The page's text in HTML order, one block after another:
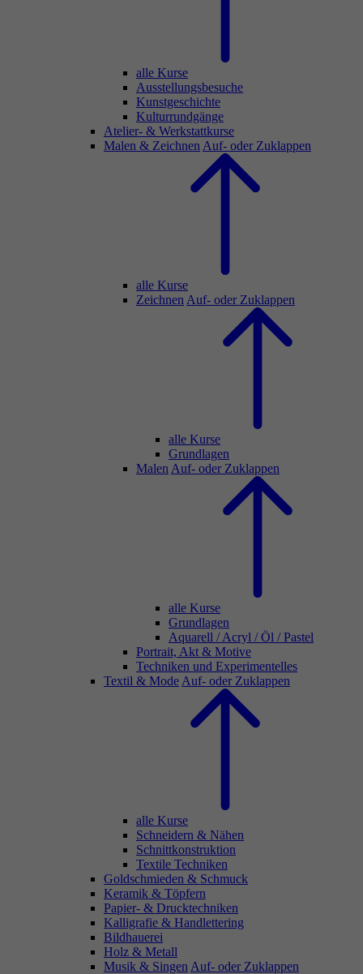
alle Kurse
Ausstellungsbesuche
Kunstgeschichte
Kulturrundgänge
Atelier- & Werkstattkurse
Malen & Zeichnen Auf- oder Zuklappen
alle Kurse
Zeichnen Auf- oder Zuklappen
alle Kurse
Grundlagen
Malen Auf- oder Zuklappen
alle Kurse
Grundlagen
Aquarell / Acryl / Öl / Pastel
Portrait, Akt & Motive
Techniken und Experimentelles
Textil & Mode Auf- oder Zuklappen
alle Kurse
Schneidern & Nähen
Schnittkonstruktion
Textile Techniken
Goldschmieden & Schmuck
Keramik & Töpfern
Papier- & Drucktechniken
Kalligrafie & Handlettering
Bildhauerei
Holz & Metall
Musik & Singen Auf- oder Zuklappen